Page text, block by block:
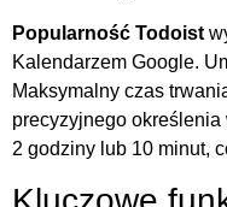
Popularność Todoist
Kalendarzem Google.
Maksymalny czas
precyzyjnego określenia
2 godziny lub 10 minut,